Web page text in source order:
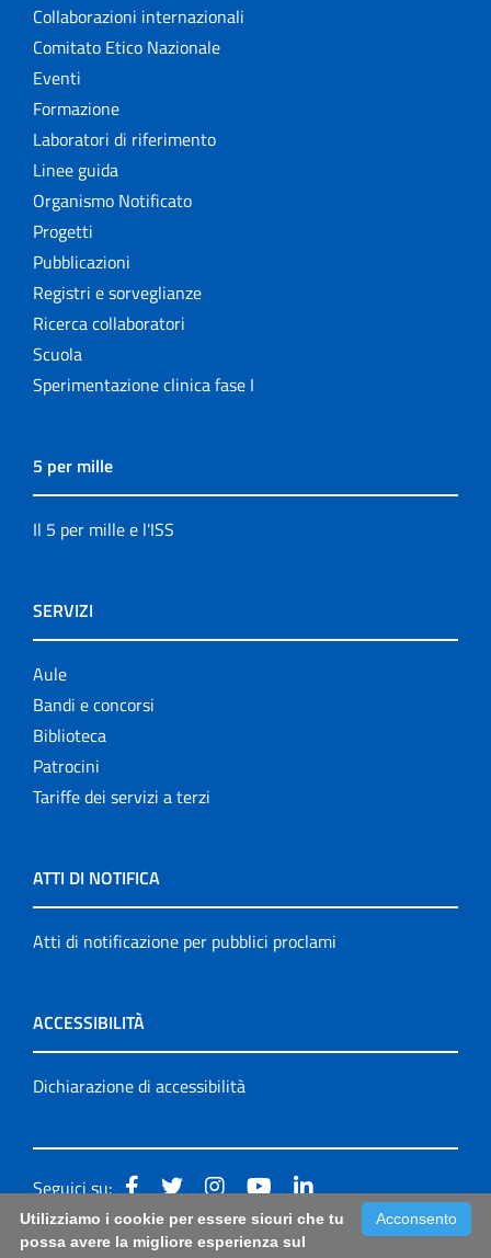
Collaborazioni internazionali
Comitato Etico Nazionale
Eventi
Formazione
Laboratori di riferimento
Linee guida
Organismo Notificato
Progetti
Pubblicazioni
Registri e sorveglianze
Ricerca collaboratori
Scuola
Sperimentazione clinica fase I
5 per mille
Il 5 per mille e l'ISS
SERVIZI
Aule
Bandi e concorsi
Biblioteca
Patrocini
Tariffe dei servizi a terzi
ATTI DI NOTIFICA
Atti di notificazione per pubblici proclami
ACCESSIBILITÀ
Dichiarazione di accessibilità
Seguici su:
Accessibilità: form di segnalazione di prima istanza per
Acconsento
Utilizziamo i cookie per essere sicuri che tu
possa avere la migliore esperienza sul